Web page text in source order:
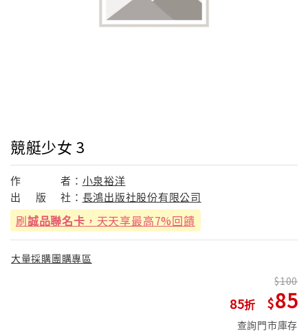
競艇少女 3
作 者： 小泉裕洋
出
版 社： 長鴻出版社股份有限公司
刷誠品聯名卡 ，天天享最高7%回饋
大量採購團購專區
85
100
85
查詢門市庫存